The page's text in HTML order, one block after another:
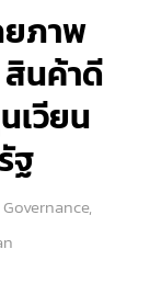
ภาพ
นค้าดี
เวียน
ฐ
Governance,